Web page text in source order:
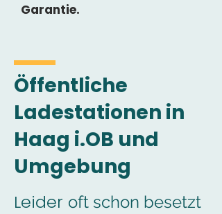
Garantie.
Öffentliche
Ladestationen in
Haag i.OB und
Umgebung
Leider oft schon besetzt